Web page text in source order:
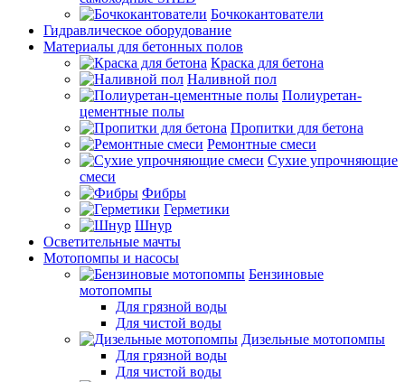
Бочкокантователи
Гидравлическое оборудование
Материалы для бетонных полов
Краска для бетона
Наливной пол
Полиуретан-
цементные полы
Пропитки для бетона
Ремонтные смеси
Сухие упрочняющие
смеси
Фибры
Герметики
Шнур
Осветительные мачты
Мотопомпы и насосы
Бензиновые
мотопомпы
Для грязной воды
Для чистой воды
Дизельные мотопомпы
Для грязной воды
Для чистой воды